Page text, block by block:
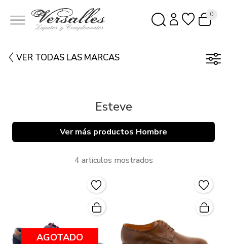
0
VER TODAS LAS MARCAS
Esteve
Ver más productos Hombre
4 artículos mostrados
AGOTADO